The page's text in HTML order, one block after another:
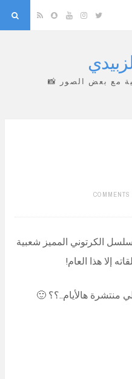
Twitter
Instagram
YouTube
Snapchat
RSS
مع بعض الصور 📸
الكرتوني المميز شعبية
إلا هذا العام!
منتشرة هالأيام..؟؟ 🙂